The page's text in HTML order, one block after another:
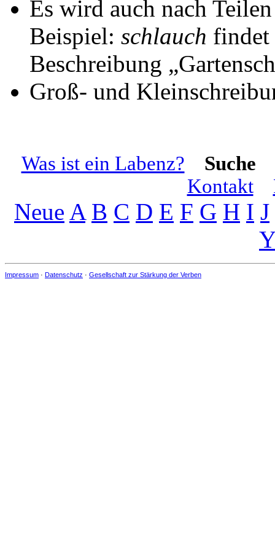
Es wird auch nach
Beispiel: schlauch findet
Beschreibung
Groß- und
Was ist ein Labenz?
Suche
Kontakt
Neue A B C D E F G H I J
Y
Impressum · Datenschutz · Gesellschaft zur Stärkung der Verben